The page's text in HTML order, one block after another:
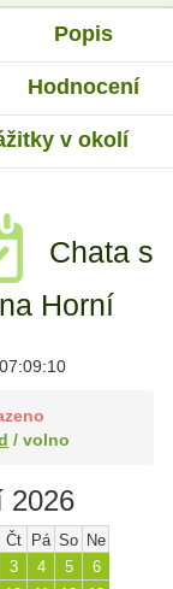
Popis
Hodnocení
v okolí
Chata s
Horní
/ volno
2026
Čt Pá So Ne
3 4 5
6